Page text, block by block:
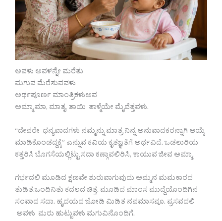
ಅವಳು ಅವಳನ್ನೇ ಮರೆತು
ಮಗುವ ಮೆರೆಸುವವಳು
ಅರ್ಥಪೂರ್ಣ ಮಾಂತ್ರಿಕಳುಅವ
ಅಮ್ಮಾ,ಮಾ, ಮಾತೃ, ತಾಯಿ ತಾಳ್ಮೆಯೇ ಮೈವೆತ್ತವಳು.
“ದೇವರೇ ಧನ್ಯವಾದಗಳು ನಮ್ಮನ್ನು ಮಾತ್ರ ನಿನ್ನ ಅನುವಾದಕರನ್ನಾಗಿ ಆಯ್ಕೆ
ಮಾಡಿಕೊಂಡದ್ದಕ್ಕೆ” ಎನ್ನುವ ಕವಿಯ ಕೃತಜ್ಞತೆಗೆ ಅರ್ಥವಿದೆ. ಒಡಲುರಿಯ
ಕತ್ತರಿಸಿ ಬೊಗಸೆಯಲ್ಲಿಟ್ಟು ಸದಾ ಕಣ್ಗಾವಲಿರಿಸಿ, ಕಾಯುವ ಜೀವ ಅಮ್ಮಾ.
ಗರ್ಭದಲಿ ಮೂಡಿದ ಕ್ಷಣವೇ ಶುರುವಾಗುವುದು ಅಮ್ಮನ ಮಮಕಾರದ
ತುಡಿತ.ಒಂದಿನಿತು ಕದಲದ ಚಿತ್ತ. ಮೂಡಿದ ಮಾಂಸ ಮುದ್ದೆಯೊಂದಿಗಿನ
ಸಂವಾದ ಸದಾ. ಹೃದಯದ ಜೋಡಿ ಮಿಡಿತ ನವಮಾಸವೂ. ಪ್ರಸವದಲಿ
ಅವಳು ಮರು ಹುಟ್ಟುವಳು ಮಗುವಿನೊಂದಿಗೆ.